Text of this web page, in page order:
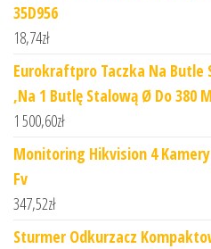
35D956
18,74zł
Eurokraftpro Taczka Na Butle
,Na 1 Butlę Stalową Ø Do 380
1 500,60zł
Monitoring Hikvision 4
Fv
347,52zł
Sturmer Odkurzacz